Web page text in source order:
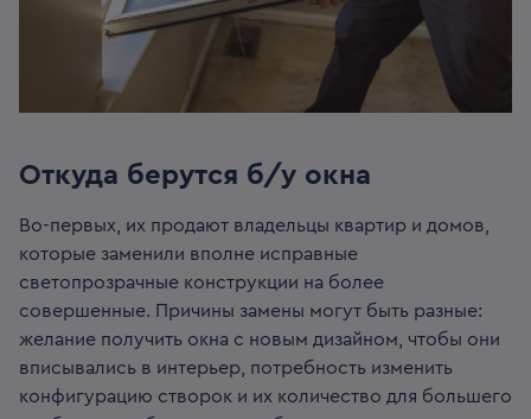
Откуда берутся б/у окна
Во-первых, их продают владельцы квартир и домов,
которые заменили вполне исправные
светопрозрачные конструкции на более
совершенные. Причины замены могут быть разные:
желание получить окна с новым дизайном, чтобы они
вписывались в интерьер, потребность изменить
конфигурацию створок и их количество для большего